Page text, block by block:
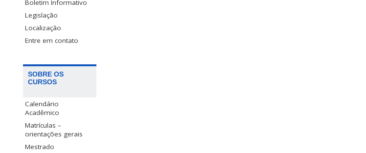
Boletim Informativo
Legislação
Localização
Entre em contato
SOBRE OS
CURSOS
Calendário
Acadêmico
Matrículas –
orientações gerais
Mestrado